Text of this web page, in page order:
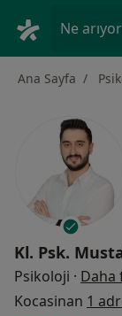
Ne
Ana Sayfa
Kl. Psk.
Psikoloji · Daha
Kocasinan 1